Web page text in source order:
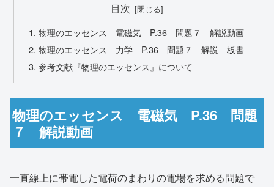
目次
物理のエッセンス 電磁気 P.36 問題７ 解説動画
物理のエッセンス 力学 P.36 問題７ 解説 板書
参考文献『物理のエッセンス』について
物理のエッセンス 電磁気 P.36 問題
７ 解説動画
一直線上に帯電した電荷のまわりの電場を求める問題で